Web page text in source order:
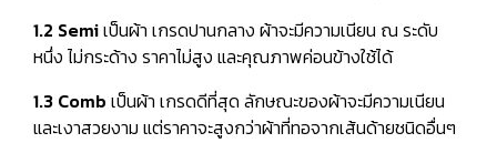
1.2 Semiเป็นผ้า เกรดปานกลาง ผ้าจะมีความเนียน ณ ระดับ
หนึ่ง ไม่กระด้าง ราคาไม่สูง และคุณภาพค่อนข้างใช้ได้
1.3 Comb เป็นผ้า เกรดดีที่สุด ลักษณะของผ้าจะมีความเนียน
และเงาสวยงาม แต่ราคาจะสูงกว่าผ้าที่ทอจากเส้นด้ายชนิดอื่นๆ